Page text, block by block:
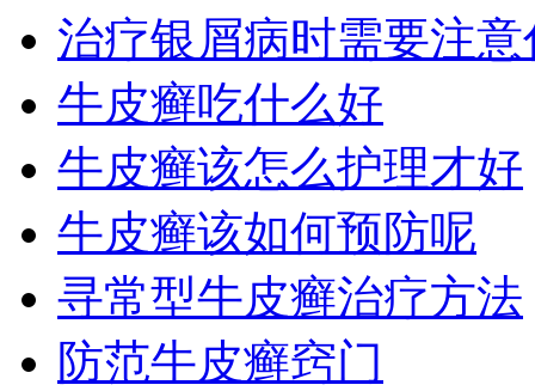
治疗银屑病时需要注意
牛皮癣吃什么好
牛皮癣该怎么护理才好
牛皮癣该如何预防呢
寻常型牛皮癣治疗方法
防范牛皮癣窍门